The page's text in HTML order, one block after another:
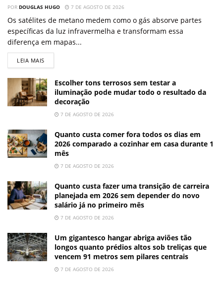
POR DOUGLAS HUGO 7 DE AGOSTO DE 2026
Os satélites de metano medem como o gás absorve partes
específicas da luz infravermelha e transformam essa
diferença em mapas...
LEIA MAIS
Escolher tons terrosos sem testar a
iluminação pode mudar todo o resultado da
decoração
7 DE AGOSTO DE 2026
Quanto custa comer fora todos os dias em
2026 comparado a cozinhar em casa durante 1
mês
7 DE AGOSTO DE 2026
Quanto custa fazer uma transição de carreira
planejada em 2026 sem depender do novo
salário já no primeiro mês
7 DE AGOSTO DE 2026
Um gigantesco hangar abriga aviões tão
longos quanto prédios altos sob treliças que
vencem 91 metros sem pilares centrais
7 DE AGOSTO DE 2026